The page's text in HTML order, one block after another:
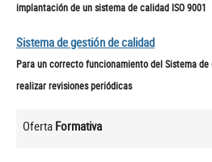
implantación de un sistema de calidad ISO 9001
Sistema de gestión de calidad
Para un correcto funcionamiento del Sistema de
realizar revisiones periódicas
Oferta Formativa